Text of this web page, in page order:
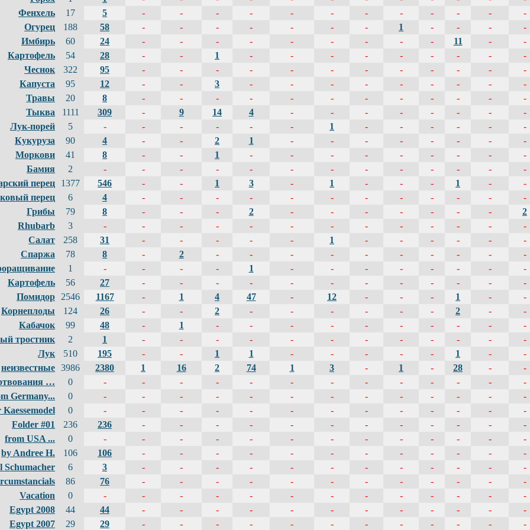
Фенхель
17 5 - - - - - - - - - - -
-
Огурец
188 58 - - - - - - - 1 - - -
-
Имбирь
60 24 - - - - - - - - - 11 -
-
Картофель
54 28 - - 1 - - - - - - - -
-
Чеснок
322 95 - - - - - - - - - - -
-
Капуста
95 12 - - 3 - - - - - - - -
-
Травы
20 8 - - - - - - - - - - -
-
Тыква
1111 309 - 9 14 4 - - - - - - -
-
Лук-порей
5 - - - - - - 1 - - - - -
-
Кукуруза
90 4 - - 2 1 - - - - - - -
-
Моркови
41 8 - - 1 - - - - - - - -
-
Бамия
2 - - - - - - - - - - - -
-
перец
1377 546 - - 1 3 - 1 - - - 1 -
-
перец
6 4 - - - - - - - - - - -
-
Грибы
79 8 - - - 2 - - - - - - -
2
Rhubarb
3 - - - - - - - - - - - -
-
Салат
258 31 - - - - - 1 - - - - -
-
Спаржа
78 8 - 2 - - - - - - - - -
-
1 - - - - 1 - - - - - - -
-
Картофель
56 27 - - - - - - - - - - -
-
Помидор
2546 1167 - 1 4 47 - 12 - - - 1 -
-
Корнеплоды
124 26 - - 2 - - - - - - 2 -
-
Кабачок
99 48 - 1 - - - - - - - - -
-
тростник
2 1 - - - - - - - - - - -
-
Лук
510 195 - - 1 1 - - - - - 1 -
-
неизвестные 3986 2380 1 16 2 74 1 3 - 1 - 28 -
-
…
0 - - - - - - - - - - - -
-
Germany...
0 - - - - - - - - - - - -
-
Kaessemodel
0 - - - - - - - - - - - -
-
Folder #01
236 236 - - - - - - - - - - -
-
from USA ...
0 - - - - - - - - - - - -
-
by Andree H.
106 106 - - - - - - - - - - -
-
Schumacher
6 3 - - - - - - - - - - -
-
86 76 - - - - - - - - - - -
-
Vacation
0 - - - - - - - - - - - -
-
Egypt 2008
44 44 - - - - - - - - - - -
-
Egypt 2007
29 29 - - - - - - - - - - - -